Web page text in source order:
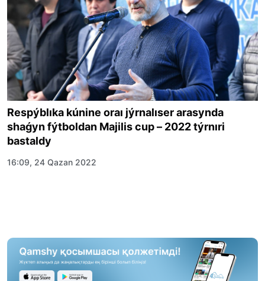
Respýblıka kúnine oraı jýrnalıser arasynda
shaǵyn fýtboldan Majilis cup – 2022 týrnıri
bastaldy
16:09, 24 Qazan 2022